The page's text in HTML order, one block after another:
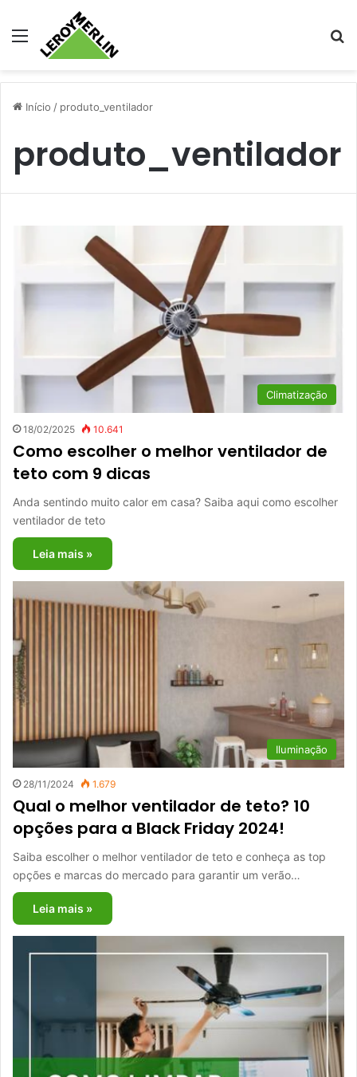
Menu
Início / produto_ventilador
produto_ventilador
Climatização
18/02/2025 10.641
Como escolher o melhor ventilador de
teto com 9 dicas
Anda sentindo muito calor em casa? Saiba aqui como escolher
ventilador de teto
Leia mais »
Iluminação
28/11/2024 1.679
Qual o melhor ventilador de teto? 10
opções para a Black Friday 2024!
Saiba escolher o melhor ventilador de teto e conheça as top
opções e marcas do mercado para garantir um verão…
Leia mais »